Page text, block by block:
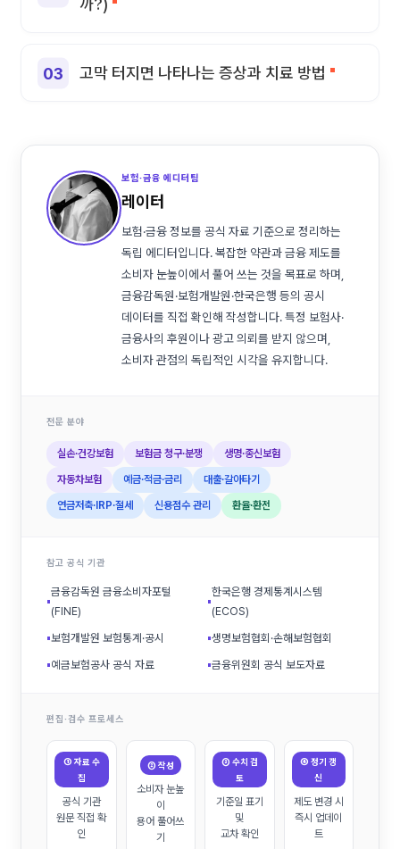
까?)
고막 터지면 나타나는 증상과 치료 방법
보험·금융 에디터팀
레이터
보험·금융 정보를 공식 자료 기준으로 정리하는
독립 에디터입니다. 복잡한 약관과 금융 제도를
소비자 눈높이에서 풀어 쓰는 것을 목표로 하며,
금융감독원·보험개발원·한국은행 등의 공시
데이터를 직접 확인해 작성합니다. 특정 보험사·
금융사의 후원이나 광고 의뢰를 받지 않으며,
소비자 관점의 독립적인 시각을 유지합니다.
전문 분야
실손·건강보험 보험금 청구·분쟁 생명·종신보험
자동차보험 예금·적금·금리 대출·갈아타기
연금저축·IRP·절세 신용점수 관리 환율·환전
참고 공식 기관
▪
금융감독원 금융소비자포털
(FINE)
▪
한국은행 경제통계시스템
(ECOS)
▪보험개발원 보험통계·공시 ▪생명보험협회·손해보험협회
▪예금보험공사 공식 자료 ▪금융위원회 공식 보도자료
편집·검수 프로세스
① 자료 수
집
공식 기관
원문 직접 확
인
② 작성
소비자 눈높
이
용어 풀어쓰
기
③ 수치 검
토
기준일 표기
및
교차 확인
④ 정기 갱
신
제도 변경 시
즉시 업데이
트